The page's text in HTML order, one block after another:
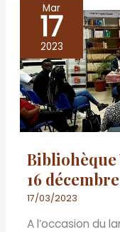
Mar
17
2023
16
17/03/2023
A l’occasion du
Bibliohèque
Wallonie-
Bruxelles,
le
16
décembre